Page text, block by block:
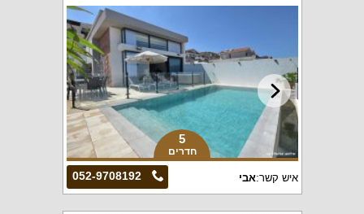
5
חדרים
052-9708192 איש קשר:אבי